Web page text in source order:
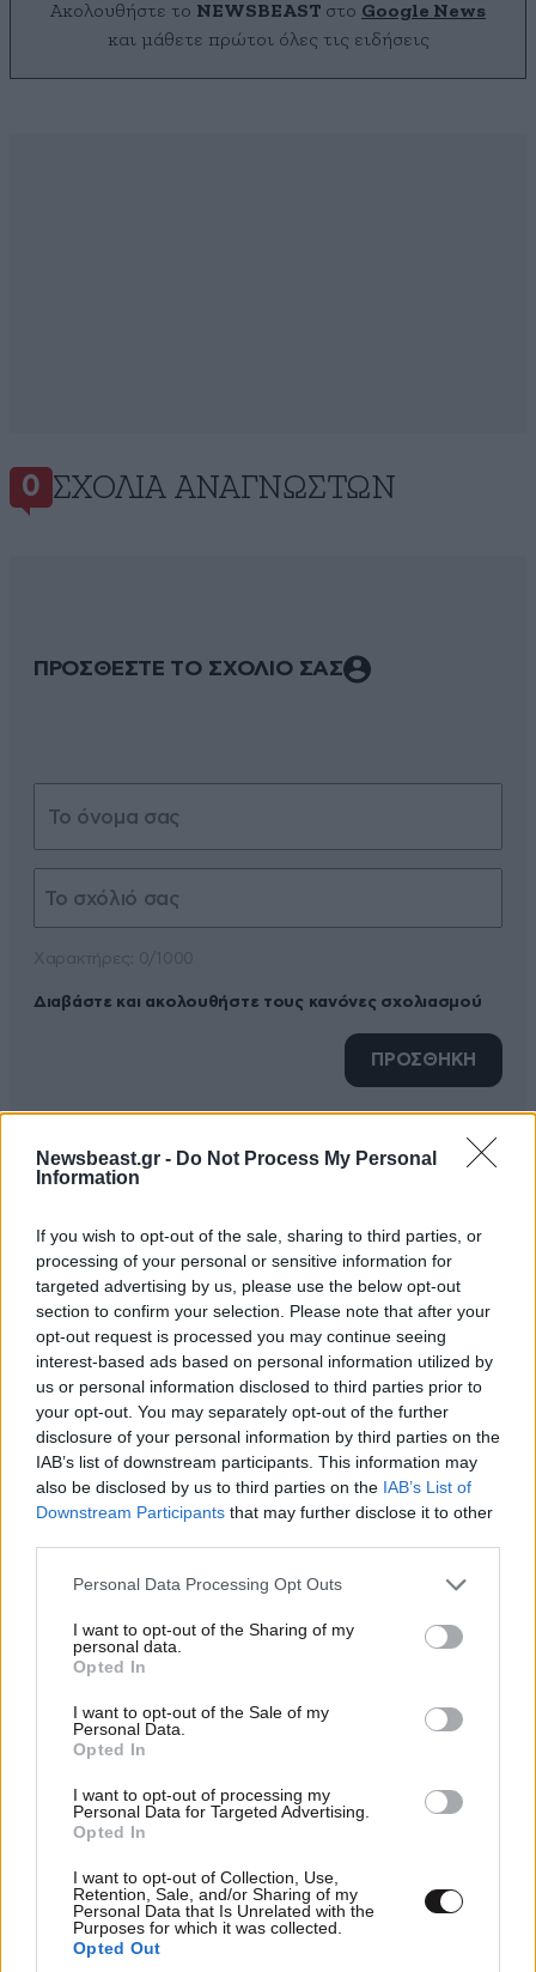
Newsbeast.gr - Do Not Process My Personal
Information
If you wish to opt-out of the sale, sharing to third parties, or
processing of your personal or sensitive information for
targeted advertising by us, please use the below opt-out
section to confirm your selection. Please note that after your
opt-out request is processed you may continue seeing
interest-based ads based on personal information utilized by
us or personal information disclosed to third parties prior to
your opt-out. You may separately opt-out of the further
disclosure of your personal information by third parties on the
IAB’s list of downstream participants. This information may
also be disclosed by us to third parties on the IAB’s List of
Downstream Participants that may further disclose it to other
Please note that this website/app uses one or more Google
not limited to your visit or usage behaviour. You may click to
grant or deny consent to Google and its third-party tags to
use your data for below specified purposes in below Google
consent section.
Personal Data Processing Opt Outs
I want to opt-out of the Sharing of my
personal data.
Opted In
I want to opt-out of the Sale of my
Personal Data.
Opted In
I want to opt-out of processing my
Personal Data for Targeted Advertising.
Opted In
I want to opt-out of Collection, Use,
Retention, Sale, and/or Sharing of my
Personal Data that Is Unrelated with the
Purposes for which it was collected.
Opted Out
Ακολουθήστε το NEWSBEAST στο Google News
και μάθετε πρώτοι όλες τις ειδήσεις
0 ΣΧΌΛΙΑ ΑΝΑΓΝΩΣΤΏΝ
ΠΡΟΣΘΕΣΤΕ ΤΟ ΣΧΟΛΙΟ ΣΑΣ
Διαβάστε και ακολουθήστε τους κανόνες σχολιασμού
ΠΡΟΣΘΗΚΗ
TRENDING
10·08·2026 00:07
για λίγο το όνειρο «των δύο ηπείρων και των
πέντε θαλασσών»